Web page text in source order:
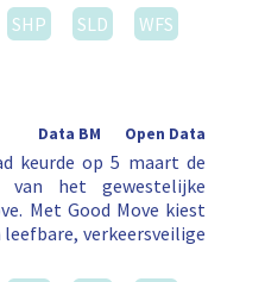
SHP SLD
WFS
Open Data
Data BM
keurde op 5 maart de
van het gewestelijke
Met Good Move kiest
verkeersveilige